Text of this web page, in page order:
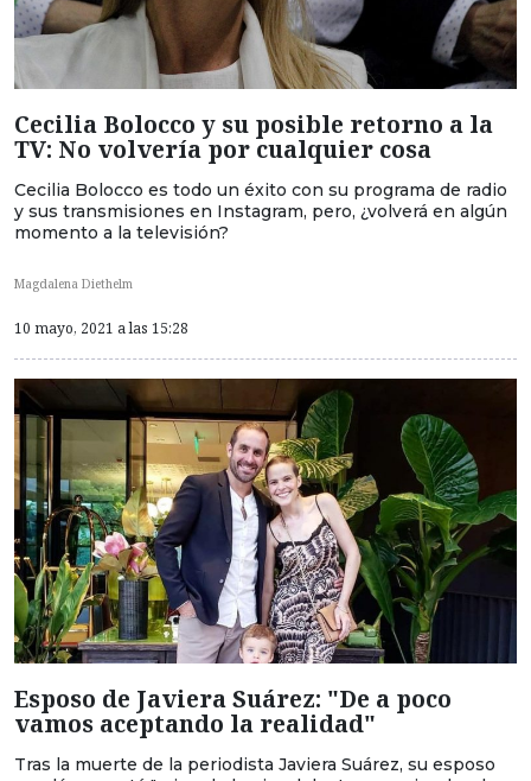
Cecilia Bolocco y su posible retorno a la
TV: No volvería por cualquier cosa
Cecilia Bolocco es todo un éxito con su programa de radio
y sus transmisiones en Instagram, pero, ¿volverá en algún
momento a la televisión?
Magdalena Diethelm
10 mayo, 2021 a las 15:28
Esposo de Javiera Suárez: "De a poco
vamos aceptando la realidad"
Tras la muerte de la periodista Javiera Suárez, su esposo